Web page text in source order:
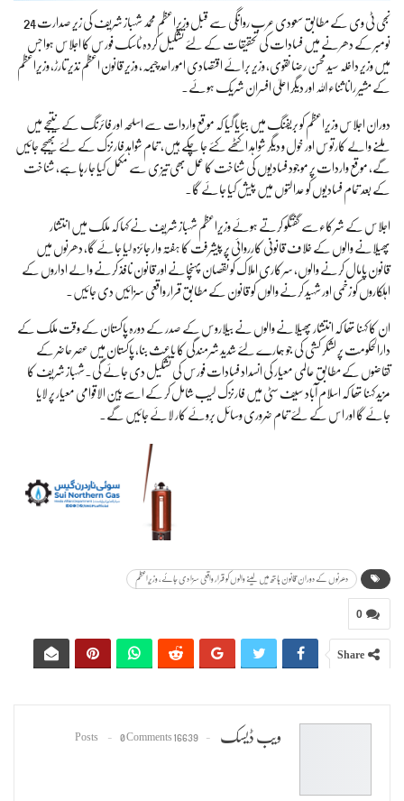
نجی ٹی وی کے مطابق سعودی عرب روانگی سے قبل وزیراعظم محمد شہباز شریف کی زیر صدارت 24
نومبر کے دھرنے میں فسادات کی تحقیقات کے لئے تشکیل کردہ ٹاسک فورس کا اجلاس ہوا جس
میں وزیر داخلہ سید محسن رضا نقوی، وزیر برائے اقتصادی امور احد چیمہ، وزیر قانون اعظم نذیر تارڑ، وزیراعظم
کے مشیر رانا ثناءاللہ اور دیگر اعلیٰ افسران شریک ہوئے۔
دوران اجلاس وزیراعظم کو بریفنگ میں بتایا گیا کہ موقع واردات سے اسلحہ اور فائرنگ کے نتیجے میں
ملنے والے کارتوس اور خول و دیگر شواہد اکٹھے کئے جا چکے ہیں، تمام شواہد فارنزک کے لئے بھیجے جائیں
گے، موقع واردات پر موجود فسادیوں کی شناخت کا عمل بھی تیز ی سے مکمل کیا جا رہا ہے، شناخت
کے بعد تمام فسادیوں کو عدالتوں میں پیش کیا جائے گا۔
اجلاس کے شرکاءسے گفتگو کرتے ہوئے وزیراعظم شہباز شریف نے کہا کہ ملک میں انتشار
پھیلانے والوں کے خلاف قانونی کارروائی پر پیشرفت کا ہفتہ وار جائزہ لیا جائے گا، دھرنوں میں
قانون پامال کرنے والوں، سرکاری املاک کو نقصان پہنچانے اور قانون نافذ کرنے والے اداروں کے
اہلکاروں کو زخمی اور شہید کرنے والوں کو قانون کے مطابق قرار واقعی سزائیں دی جائیں۔
ان کا کہنا تھا کہ انتشار پھیلانے والوں نے بیلاروس کے صدر کے دورہ پاکستان کے وقت ملک کے
دارالحکومت پر لشکر کشی کی جو ہمارے لئے شدید شرمندگی کا باعث بنا، پاکستان میں عصر حاضر کے
تقاضوں کے مطابق عالمی معیار کی انسداد فسادات فورس کی تشکیل دی جائے گی۔شہباز شریف کا
مزید کہنا تھا کہ اسلام آباد سیف سٹی میں فارنزک لیب شامل کر کے اسے بین الاقوامی معیار پر لایا
جائے گا اور اس کے لئے تمام ضروری وسائل بروئے کار لائے جائیں گے۔
دھرنوں کے دوران قانون ہاتھ میں لینے والوں کو قرار واقعی سزا دی جائے، وزیراعظم
0
Share
ویب ڈیسک 16639 Posts
0 Comments